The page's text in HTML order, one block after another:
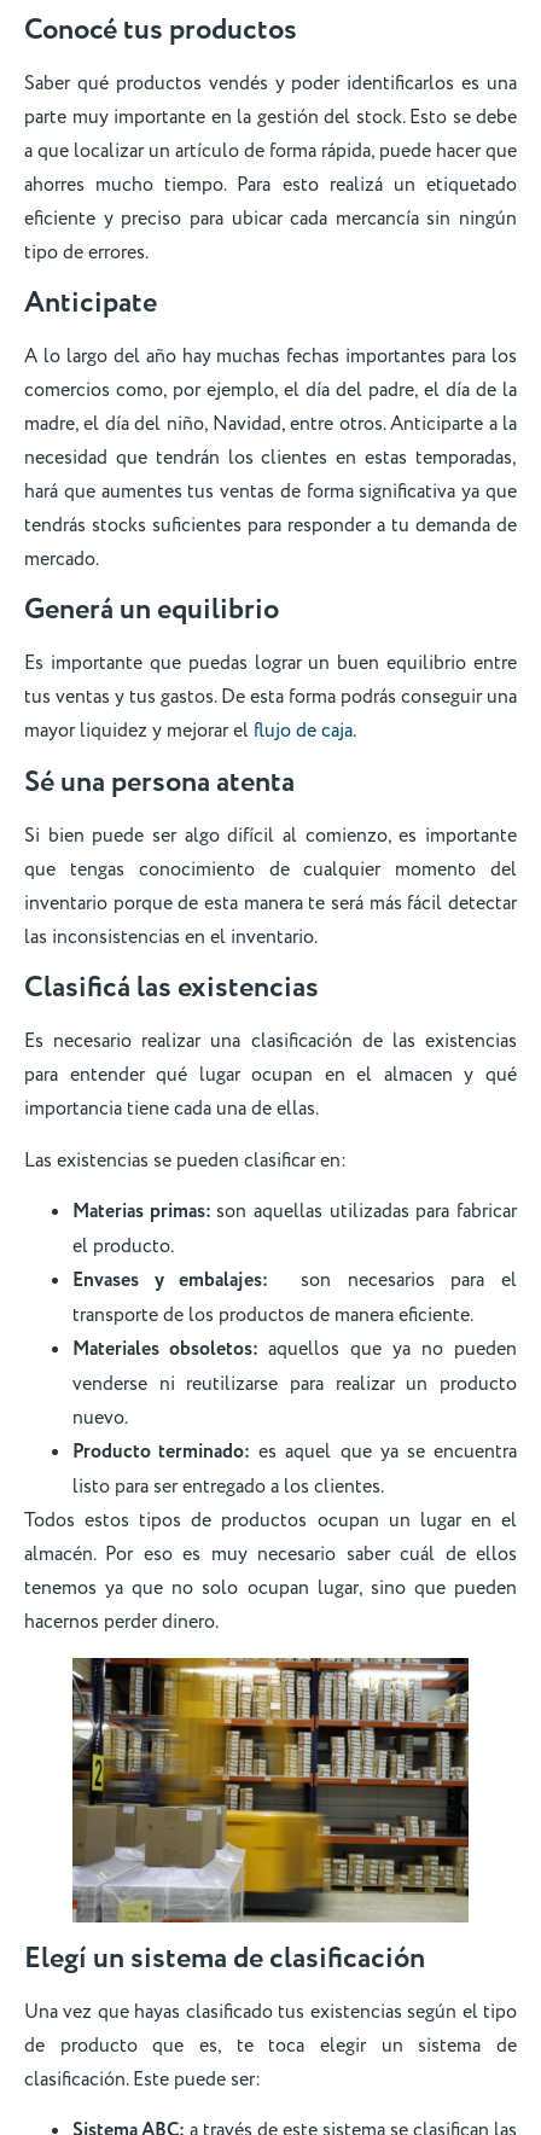
Conocé tus productos
Saber qué productos vendés y poder identificarlos es una
parte muy importante en la gestión del stock. Esto se debe
a que localizar un artículo de forma rápida, puede hacer que
ahorres mucho tiempo. Para esto realizá un etiquetado
eficiente y preciso para ubicar cada mercancía sin ningún
tipo de errores.
Anticipate
A lo largo del año hay muchas fechas importantes para los
comercios como, por ejemplo, el día del padre, el día de la
madre, el día del niño, Navidad, entre otros. Anticiparte a la
necesidad que tendrán los clientes en estas temporadas,
hará que aumentes tus ventas de forma significativa ya que
tendrás stocks suficientes para responder a tu demanda de
mercado.
Generá un equilibrio
Es importante que puedas lograr un buen equilibrio entre
tus ventas y tus gastos. De esta forma podrás conseguir una
mayor liquidez y mejorar el flujo de caja.
Sé una persona atenta
Si bien puede ser algo difícil al comienzo, es importante
que tengas conocimiento de cualquier momento del
inventario porque de esta manera te será más fácil detectar
las inconsistencias en el inventario.
Clasificá las existencias
Es necesario realizar una clasificación de las existencias
para entender qué lugar ocupan en el almacen y qué
importancia tiene cada una de ellas.
Las existencias se pueden clasificar en:
Materias primas: son aquellas utilizadas para fabricar
el producto.
Envases y embalajes: son necesarios para el
transporte de los productos de manera eficiente.
Materiales obsoletos: aquellos que ya no pueden
venderse ni reutilizarse para realizar un producto
nuevo.
Producto terminado: es aquel que ya se encuentra
listo para ser entregado a los clientes.
Todos estos tipos de productos ocupan un lugar en el
almacén. Por eso es muy necesario saber cuál de ellos
tenemos ya que no solo ocupan lugar, sino que pueden
hacernos perder dinero.
Elegí un sistema de clasificación
Una vez que hayas clasificado tus existencias según el tipo
de producto que es, te toca elegir un sistema de
clasificación. Este puede ser: